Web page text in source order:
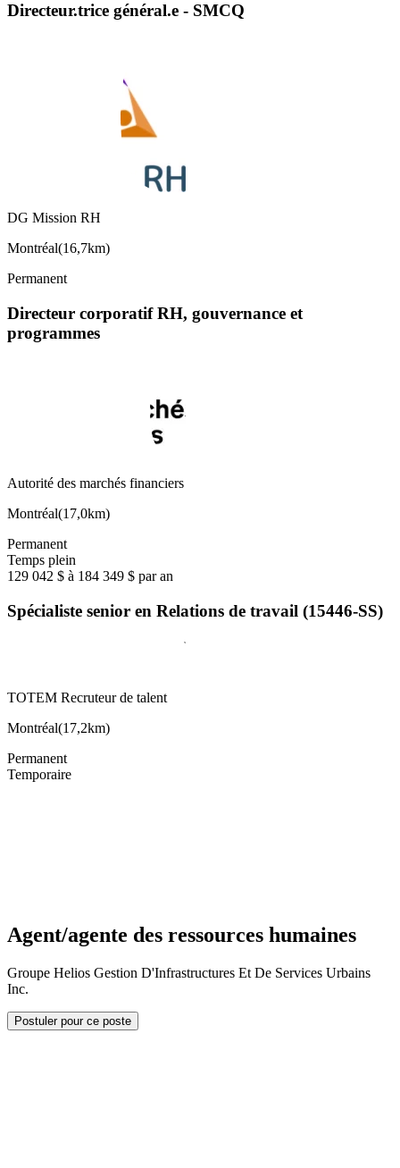
Directeur.trice général.e - SMCQ
DG Mission RH
Montréal(16,7km)
Permanent
Directeur corporatif RH, gouvernance et
programmes
Autorité des marchés financiers
Montréal(17,0km)
Permanent
Temps plein
129 042 $ à 184 349 $ par an
Spécialiste senior en Relations de travail (15446-SS)
TOTEM Recruteur de talent
Montréal(17,2km)
Permanent
Temporaire
Agent/agente des ressources humaines
Groupe Helios Gestion D'Infrastructures Et De Services Urbains
Inc.
Postuler pour ce poste